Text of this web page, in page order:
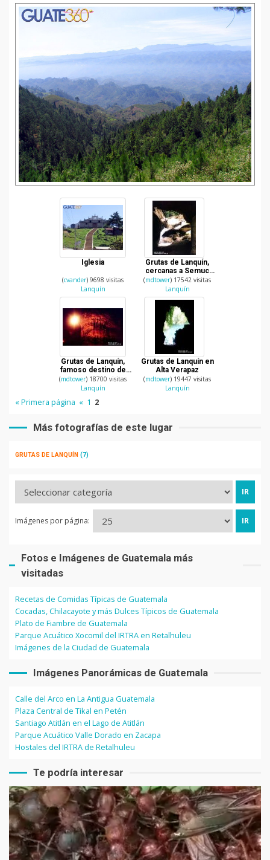
Iglesia
(cvander) 9698 visitas
Lanquín
Grutas de Lanquín,
cercanas a Semuc
Champey en Alta
Verapaz
(mdtower) 17542 visitas
Lanquín
Grutas de Lanquín,
famoso destino de
Alta Verapaz
(mdtower) 18700 visitas
Lanquín
Grutas de Lanquín en
Alta Verapaz
(mdtower) 19447 visitas
Lanquín
« Primera página « 1 2
Más fotografías de este lugar
GRUTAS DE LANQUÍN (7)
Imágenes por página:
Fotos e Imágenes de Guatemala más
visitadas
Recetas de Comidas Típicas de Guatemala
Cocadas, Chilacayote y más Dulces Típicos de Guatemala
Plato de Fiambre de Guatemala
Parque Acuático Xocomil del IRTRA en Retalhuleu
Imágenes de la Ciudad de Guatemala
Imágenes Panorámicas de Guatemala
Calle del Arco en La Antigua Guatemala
Plaza Central de Tikal en Petén
Santiago Atitlán en el Lago de Atitlán
Parque Acuático Valle Dorado en Zacapa
Hostales del IRTRA de Retalhuleu
Te podría interesar